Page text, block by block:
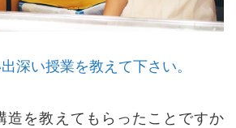
深い授業を教えて下さい。
造を教えてもらったことですか